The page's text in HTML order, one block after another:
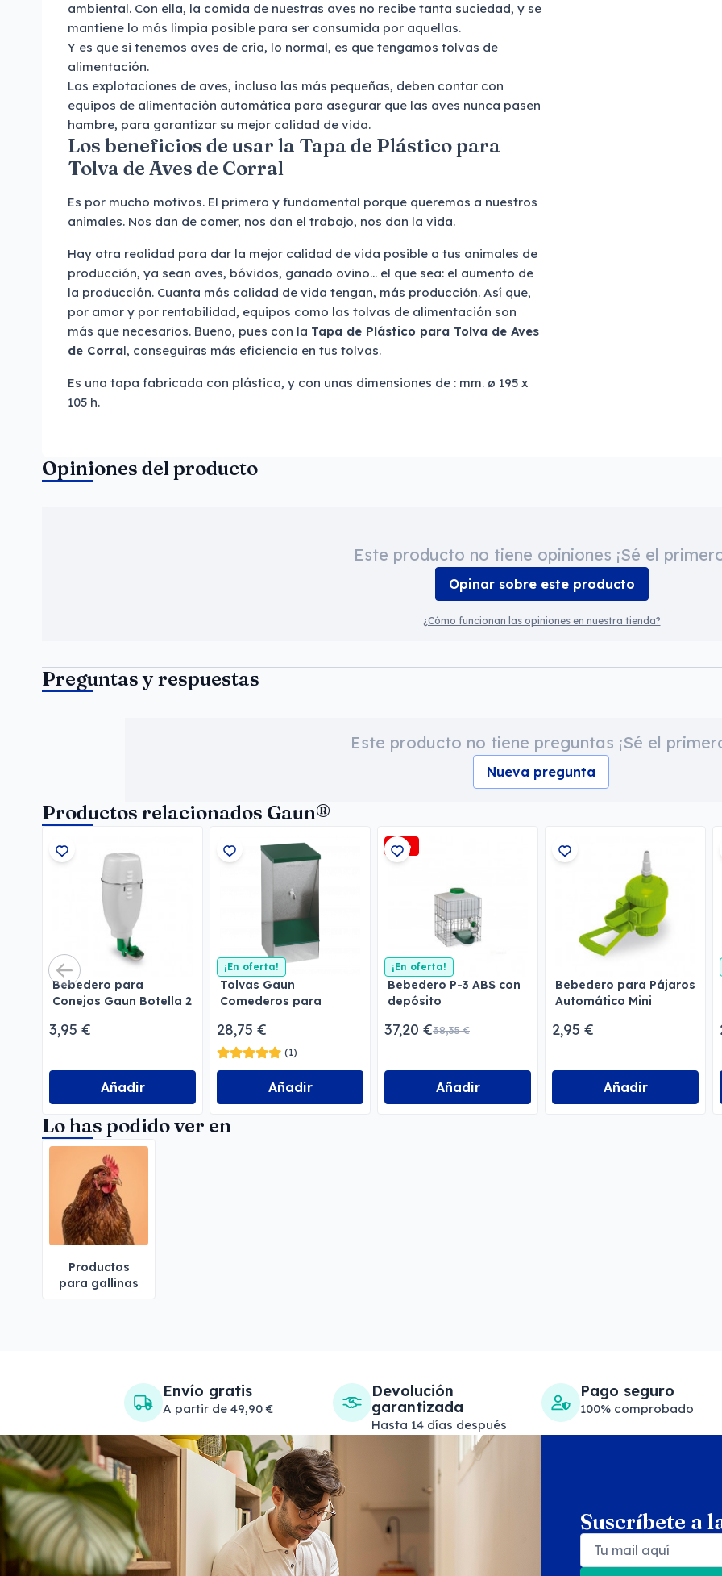
ambiental. Con ella, la comida de nuestras aves no recibe tanta suciedad, y se
mantiene lo más limpia posible para ser consumida por aquellas.
Y es que si tenemos aves de cría, lo normal, es que tengamos tolvas de
alimentación.
Las explotaciones de aves, incluso las más pequeñas, deben contar con
equipos de alimentación automática para asegurar que las aves nunca pasen
hambre, para garantizar su mejor calidad de vida.
Los beneficios de usar la Tapa de Plástico para
Tolva de Aves de Corral
Es por mucho motivos. El primero y fundamental porque queremos a nuestros
animales. Nos dan de comer, nos dan el trabajo, nos dan la vida.
Hay otra realidad para dar la mejor calidad de vida posible a tus animales de
producción, ya sean aves, bóvidos, ganado ovino... el que sea: el aumento de
la producción. Cuanta más calidad de vida tengan, más producción. Así que,
por amor y por rentabilidad, equipos como las tolvas de alimentación son
más que necesarios. Bueno, pues con la Tapa de Plástico para Tolva de Aves
de Corral, conseguiras más eficiencia en tus tolvas.
Es una tapa fabricada con plástica, y con unas dimensiones de : mm. ø 195 x
105 h.
Opiniones del producto
Este producto no tiene opiniones ¡Sé el
Opinar sobre este producto
¿Cómo funcionan las opiniones en nuestra tienda?
Preguntas y respuestas
Este producto no tiene preguntas ¡Sé el
Nueva pregunta
Productos relacionados Gaun®
Bebedero para
Conejos Gaun Botella 2
3,95 €
Añadir
¡En oferta!
Tolvas Gaun
Comederos para
28,75 €
(1)
Añadir
-3%
¡En oferta!
Bebedero P-3 ABS con
depósito
37,20 €38,35 €
Añadir
Bebedero para Pájaros
Automático Mini
2,95 €
Añadir
Lo has podido ver en
Productos
para gallinas
Envío gratis
A partir de 49,90 €
Devolución
garantizada
Hasta 14 días después
Pago seguro
100% comprobado
Suscríbete a
Search products